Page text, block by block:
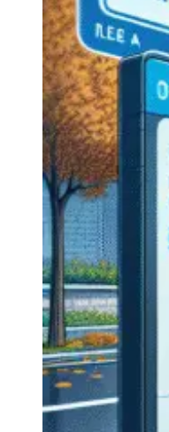
Ford
Mercedes
Passat